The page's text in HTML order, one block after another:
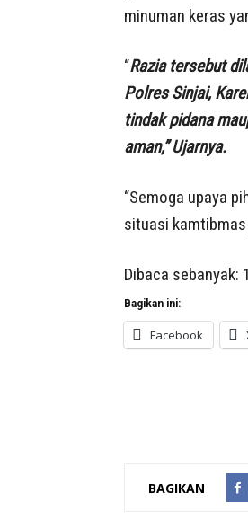
minuman keras
“Razia tersebut
Polres Sinjai,
tindak pidana
aman,” Ujarnya.
“Semoga upaya
situasi
Dibaca sebanyak:
Bagikan ini:
Facebook
BAGIKAN